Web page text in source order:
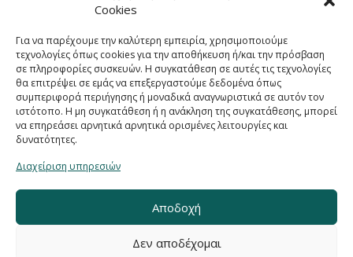
Cookies
Για να παρέχουμε την καλύτερη εμπειρία, χρησιμοποιούμε
τεχνολογίες όπως cookies για την αποθήκευση ή/και την πρόσβαση
σε πληροφορίες συσκευών. Η συγκατάθεση σε αυτές τις τεχνολογίες
θα επιτρέψει σε εμάς να επεξεργαστούμε δεδομένα όπως
συμπεριφορά περιήγησης ή μοναδικά αναγνωριστικά σε αυτόν τον
ιστότοπο. Η μη συγκατάθεση ή η ανάκληση της συγκατάθεσης, μπορεί
να επηρεάσει αρνητικά αρνητικά ορισμένες λειτουργίες και
δυνατότητες.
Διαχείριση υπηρεσιών
Αποδοχή
Δεν αποδέχομαι
Email:sales@sygometal.gr
Τηλέφωνο: (+30) 210 3456062 / (+30) 210
3456025
Fax: (+30) 210 3456422